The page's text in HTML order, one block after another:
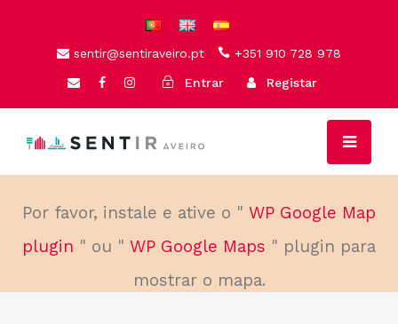
sentir@sentiraveiro.pt +351 910 728 978
Entrar Registar
Por favor, instale e ative o " WP Google Map
plugin " ou " WP Google Maps " plugin para
mostrar o mapa.